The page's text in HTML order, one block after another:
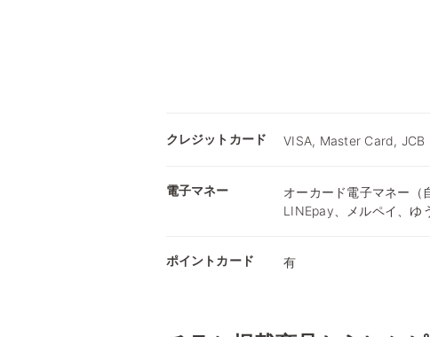
クレジットカード VISA, Master Card, JCB
電子マネー
オーカード電子マネー（
LINEpay、メルペイ、ゆ
ポイントカード 有